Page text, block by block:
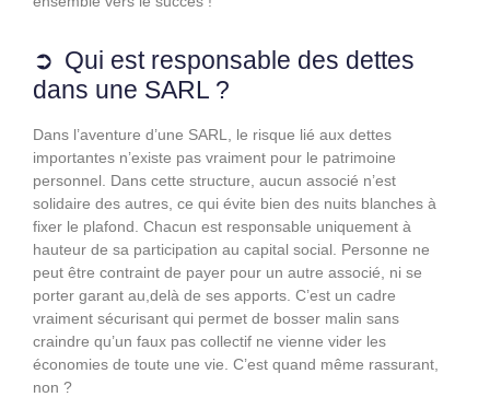
Qui est responsable des dettes
dans une SARL ?
Dans l’aventure d’une SARL, le risque lié aux dettes
importantes n’existe pas vraiment pour le patrimoine
personnel. Dans cette structure, aucun associé n’est
solidaire des autres, ce qui évite bien des nuits blanches à
fixer le plafond. Chacun est responsable uniquement à
hauteur de sa participation au capital social. Personne ne
peut être contraint de payer pour un autre associé, ni se
porter garant au,delà de ses apports. C’est un cadre
vraiment sécurisant qui permet de bosser malin sans
craindre qu’un faux pas collectif ne vienne vider les
économies de toute une vie. C’est quand même rassurant,
non ?